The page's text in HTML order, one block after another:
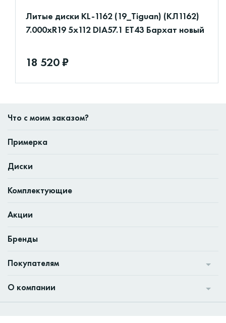
Литые диски KL-1162 (19_Tiguan) (КЛ1162)
7.000xR19 5x112 DIA57.1 ET43 Бархат новый
18 520 ₽
Что с моим заказом?
Примерка
Диски
Комплектующие
Акции
Бренды
Покупателям
О компании